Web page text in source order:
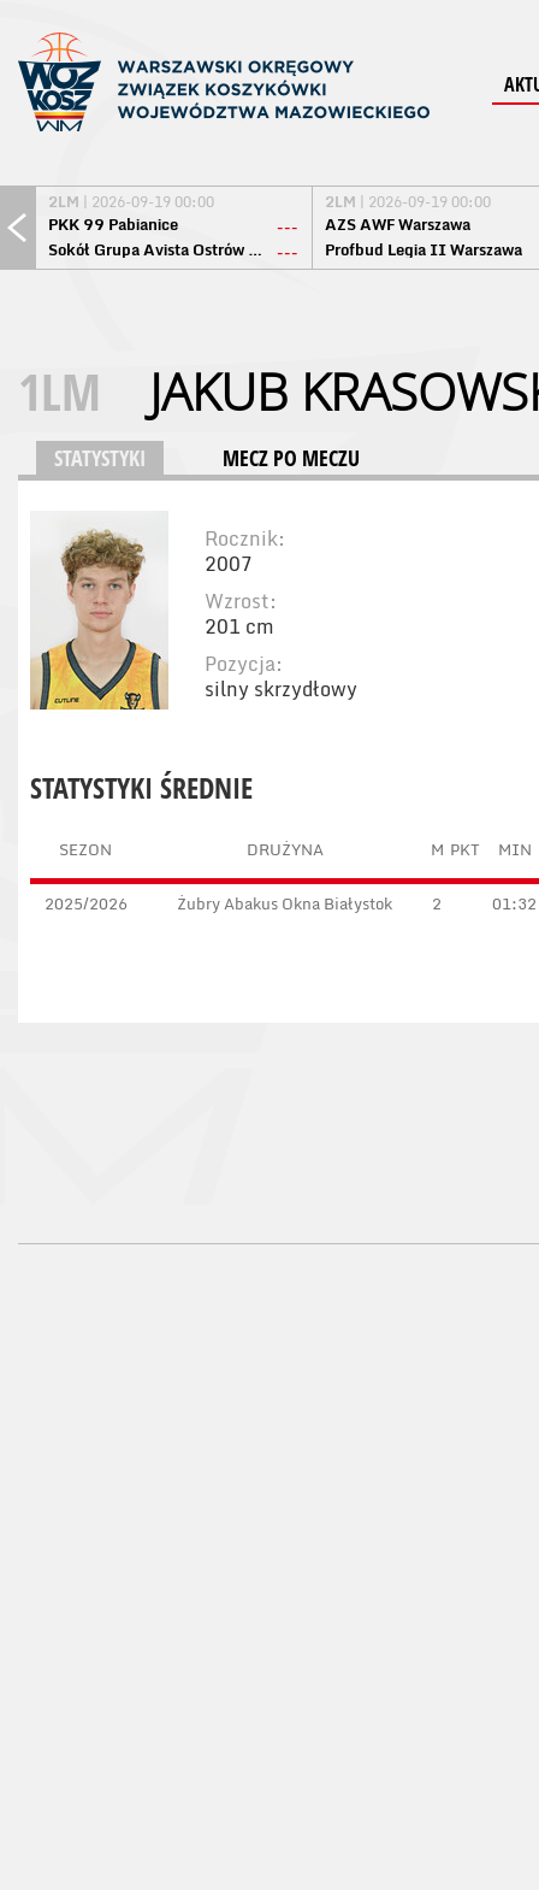
2LM | 2026-09-19 00:00
PKK 99 Pabianice
---
Sokół Grupa Avista Ostrów Maz. ---
2LM | 2026-09-19 00:00
AZS AWF Warszawa
Profbud Legia II Warszawa
1LM JAKUB
STATYSTYKI MECZ PO MECZU
Rocznik:
2007
Wzrost:
201 cm
Pozycja:
silny skrzydłowy
STATYSTYKI ŚREDNIE
SEZON DRUŻYNA M PKT MIN
2025/2026 Żubry Abakus Okna Białystok 2 01:32